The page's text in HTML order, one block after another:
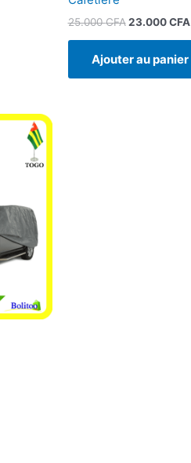
25.000CFA 23.000CFA
Ajouter au panier